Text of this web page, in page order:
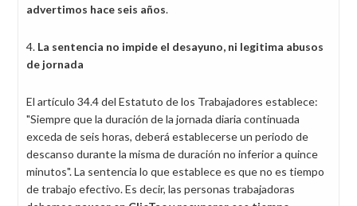
advertimos hace seis años.
4. La sentencia no impide el desayuno, ni legitima abusos
de jornada
El artículo 34.4 del Estatuto de los Trabajadores establece:
"Siempre que la duración de la jornada diaria continuada
exceda de seis horas, deberá establecerse un periodo de
descanso durante la misma de duración no inferior a quince
minutos". La sentencia lo que establece es que no es tiempo
de trabajo efectivo. Es decir, las personas trabajadoras